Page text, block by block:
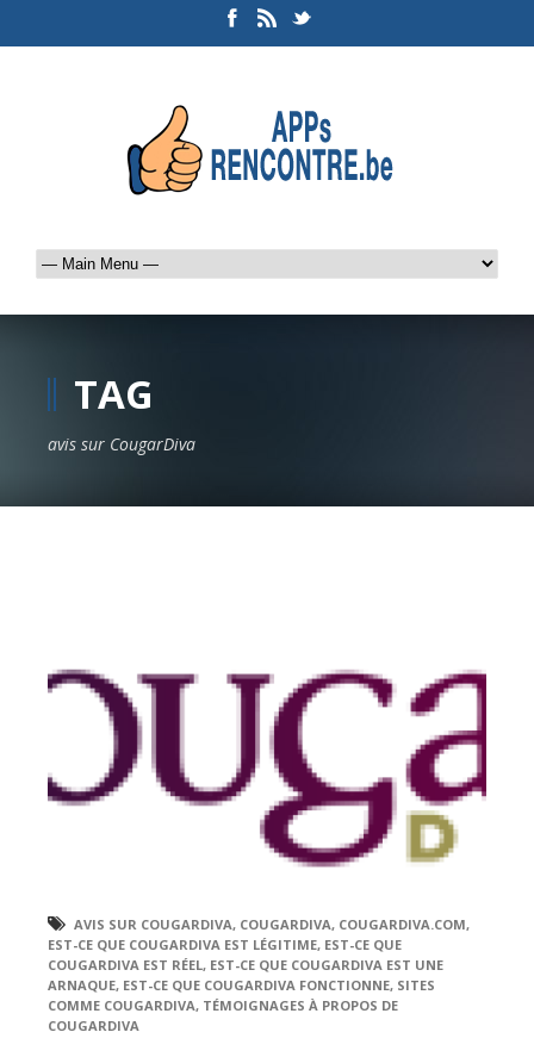
TAG
avis sur CougarDiva
AVIS SUR COUGARDIVA, COUGARDIVA, COUGARDIVA.COM,
EST-CE QUE COUGARDIVA EST LÉGITIME, EST-CE QUE
COUGARDIVA EST RÉEL, EST-CE QUE COUGARDIVA EST UNE
ARNAQUE, EST-CE QUE COUGARDIVA FONCTIONNE, SITES
COMME COUGARDIVA, TÉMOIGNAGES À PROPOS DE
COUGARDIVA